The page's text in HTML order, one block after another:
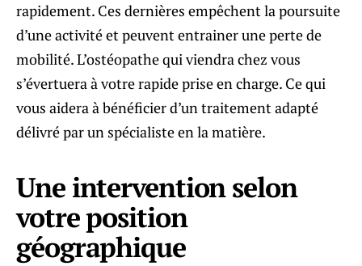
rapidement. Ces dernières empêchent la poursuite
d’une activité et peuvent entrainer une perte de
mobilité. L’ostéopathe qui viendra chez vous
s’évertuera à votre rapide prise en charge. Ce qui
vous aidera à bénéficier d’un traitement adapté
délivré par un spécialiste en la matière.
Une intervention selon
votre position
géographique